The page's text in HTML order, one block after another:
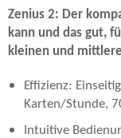
Zenius 2: Der
kann und das gut,
kleinen und
Effizienz:
Karten/Stunde,
Intuitive